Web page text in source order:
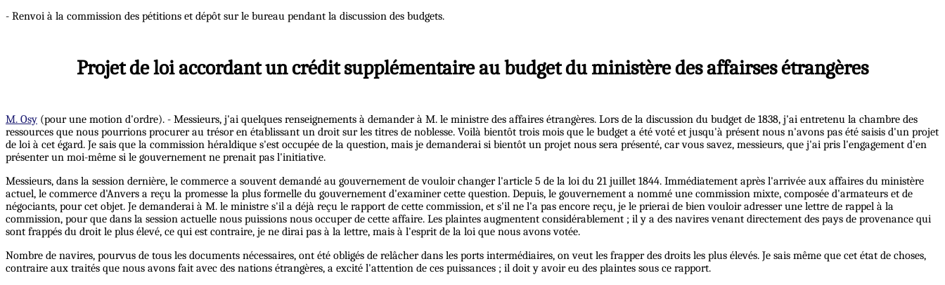
- Renvoi à la commission des pétitions et dépôt sur le bureau pendant la discussion des budgets.
Projet de loi accordant un crédit supplémentaire au budget du ministère des affairses étrangères
M. Osy (pour une motion d'ordre). - Messieurs, j'ai quelques renseignements à demander à M. le ministre des affaires étrangères. Lors de la discussion du budget de 1838, j'ai entretenu la chambre des
ressources que nous pourrions procurer au trésor en établissant un droit sur les titres de noblesse. Voilà bientôt trois mois que le budget a été voté et jusqu'à présent nous n'avons pas été saisis d'un projet
de loi à cet égard. Je sais que la commission héraldique s'est occupée de la question, mais je demanderai si bientôt un projet nous sera présenté, car vous savez, messieurs, que j'ai pris l'engagement d'en
présenter un moi-même si le gouvernement ne prenait pas l'initiative.
Messieurs, dans la session dernière, le commerce a souvent demandé au gouvernement de vouloir changer l'article 5 de la loi du 21 juillet 1844. Immédiatement après l'arrivée aux affaires du ministère
actuel, le commerce d'Anvers a reçu la promesse la plus formelle du gouvernement d'examiner cette question. Depuis, le gouvernement a nommé une commission mixte, composée d'armateurs et de
négociants, pour cet objet. Je demanderai à M. le ministre s'il a déjà reçu le rapport de cette commission, et s'il ne l'a pas encore reçu, je le prierai de bien vouloir adresser une lettre de rappel à la
commission, pour que dans la session actuelle nous puissions nous occuper de cette affaire. Les plaintes augmentent considérablement ; il y a des navires venant directement des pays de provenance qui
sont frappés du droit le plus élevé, ce qui est contraire, je ne dirai pas à la lettre, mais à l'esprit de la loi que nous avons votée.
Nombre de navires, pourvus de tous les documents nécessaires, ont été obligés de relâcher dans les ports intermédiaires, on veut les frapper des droits les plus élevés. Je sais même que cet état de choses,
contraire aux traités que nous avons fait avec des nations étrangères, a excité l'attention de ces puissances ; il doit y avoir eu des plaintes sous ce rapport.